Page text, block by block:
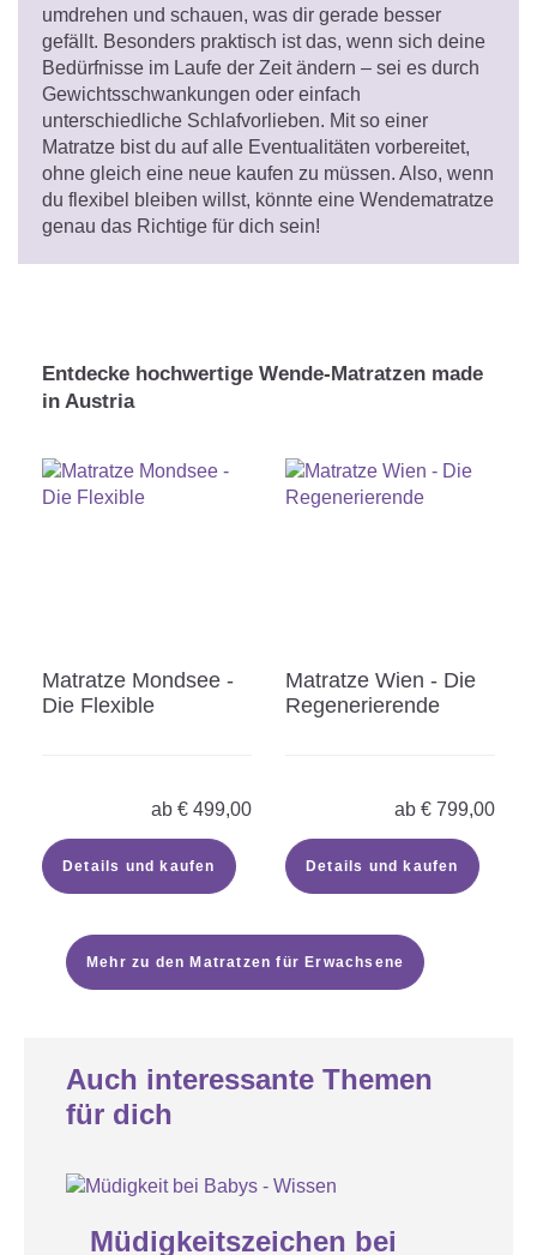
umdrehen und schauen, was dir gerade besser
gefällt. Besonders praktisch ist das, wenn sich deine
Bedürfnisse im Laufe der Zeit ändern – sei es durch
Gewichtsschwankungen oder einfach
unterschiedliche Schlafvorlieben. Mit so einer
Matratze bist du auf alle Eventualitäten vorbereitet,
ohne gleich eine neue kaufen zu müssen. Also, wenn
du flexibel bleiben willst, könnte eine Wendematratze
genau das Richtige für dich sein!
Entdecke hochwertige Wende-Matratzen made
in Austria
Matratze Mondsee -
Die Flexible
ab € 499,00
Details und kaufen
Matratze Wien - Die
Regenerierende
ab € 799,00
Details und kaufen
Mehr zu den Matratzen für Erwachsene
Auch interessante Themen
für dich
JUL
Müdigkeitszeichen bei